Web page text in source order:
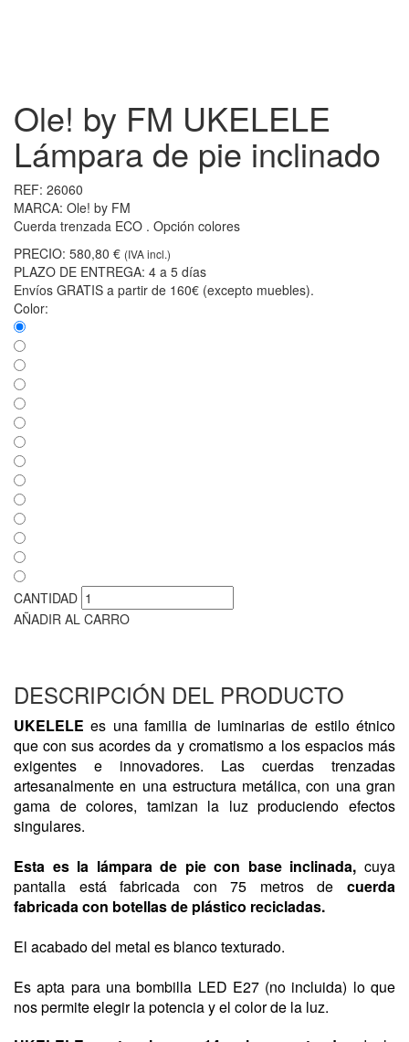
Ole! by FM UKELELE
Lámpara de pie inclinado
REF: 26060
MARCA: Ole! by FM
Cuerda trenzada ECO . Opción colores
PRECIO: 580,80 € (IVA incl.)
PLAZO DE ENTREGA: 4 a 5 días
Envíos GRATIS a partir de 160€ (excepto muebles).
Color:
CANTIDAD
AÑADIR AL CARRO
DESCRIPCIÓN DEL PRODUCTO
UKELELE es una familia de luminarias de estilo étnico
que con sus acordes da y cromatismo a los espacios más
exigentes e innovadores. Las cuerdas trenzadas
artesanalmente en una estructura metálica, con una gran
gama de colores, tamizan la luz produciendo efectos
singulares.
Esta es la lámpara de pie con base inclinada, cuya
pantalla
estáfabricada con 75 metrosde cuerda
fabricada con botellas de plástico recicladas.
El acabado del metal es blanco texturado.
Esapta para una bombilla LED E27 (no incluida) lo que
nos permite elegir la potencia y el color de la luz.